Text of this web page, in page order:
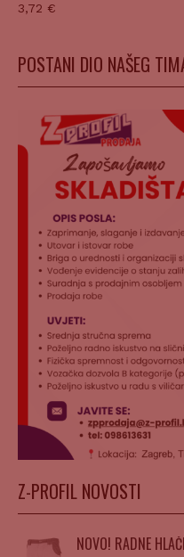
3,72 €
POSTANI DIO NAŠEG
Z-PROFIL NOVOSTI
NOVO! RADNE